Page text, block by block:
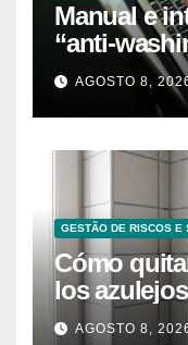
Manual e
“anti-
empresas
AGOSTO 8,
GESTÃO DE RISCOS E
Cómo
los
caseros
AGOSTO 8,